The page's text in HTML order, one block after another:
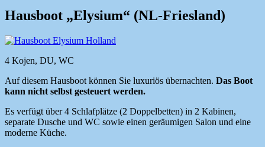
Hausboot „Elysium“ (NL-Friesland)
4 Kojen, DU, WC
Auf diesem Hausboot können Sie luxuriös übernachten. Das Boot
kann nicht selbst gesteuert werden.
Es verfügt über 4 Schlafplätze (2 Doppelbetten) in 2 Kabinen,
separate Dusche und WC sowie einen geräumigen Salon und eine
moderne Küche.